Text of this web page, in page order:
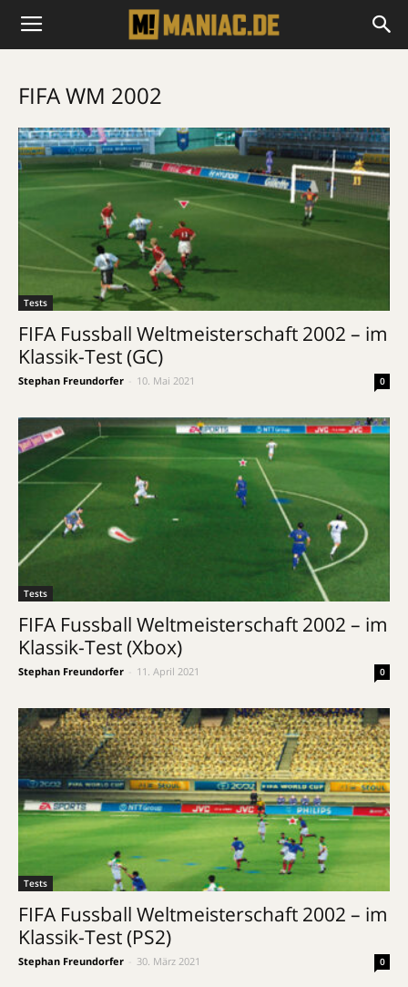
FIFA WM 2002
Tests
FIFA Fussball Weltmeisterschaft 2002 – im
Klassik-Test (GC)
Stephan Freundorfer 10. Mai 2021 0
Tests
FIFA Fussball Weltmeisterschaft 2002 – im
Klassik-Test (Xbox)
Stephan Freundorfer 11. April 2021 0
Tests
FIFA Fussball Weltmeisterschaft 2002 – im
Klassik-Test (PS2)
Stephan Freundorfer 30. März 2021 0